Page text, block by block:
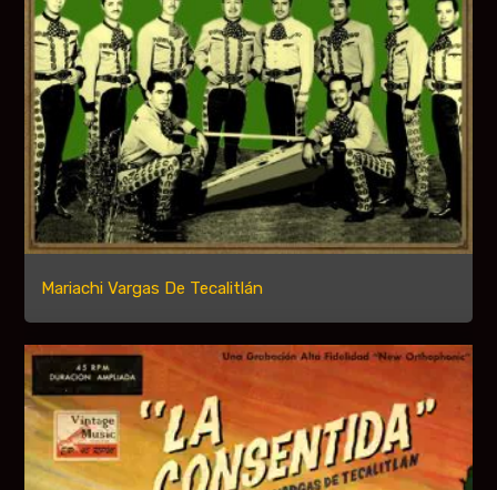
Mariachi Vargas De Tecalitlán